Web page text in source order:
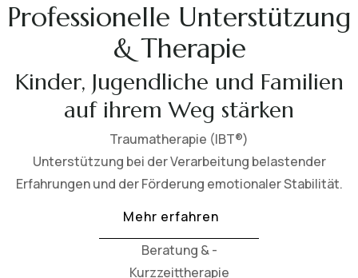
Professionelle Unterstützung
& Therapie
Kinder, Jugendliche und Familien
auf ihrem Weg stärken
Traumatherapie (IBT®)
Unterstützung bei der Verarbeitung belastender
Erfahrungen und der Förderung emotionaler Stabilität.
Mehr erfahren
Beratung & -
Kurzzeittherapie